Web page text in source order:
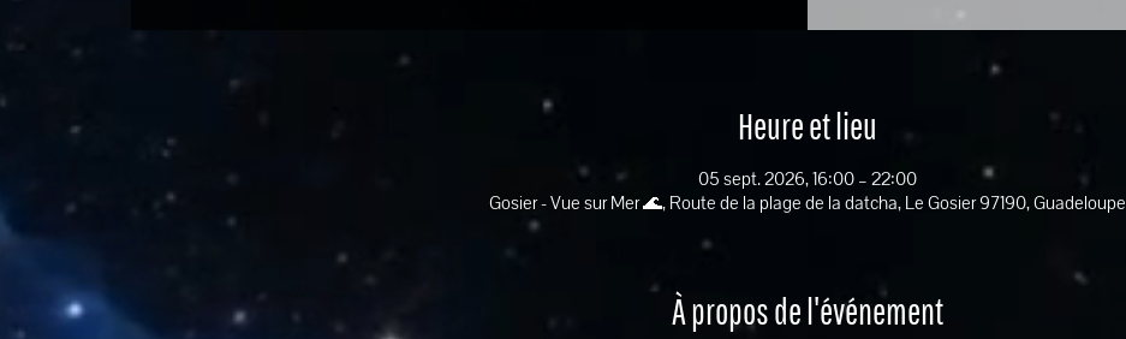
Heure et lieu
05 sept. 2026, 16:00 – 22:00
Gosier - Vue sur Mer 🌊, Route de la plage de la datcha, Le Gosier 97190, Guadeloupe
À propos de l'événement